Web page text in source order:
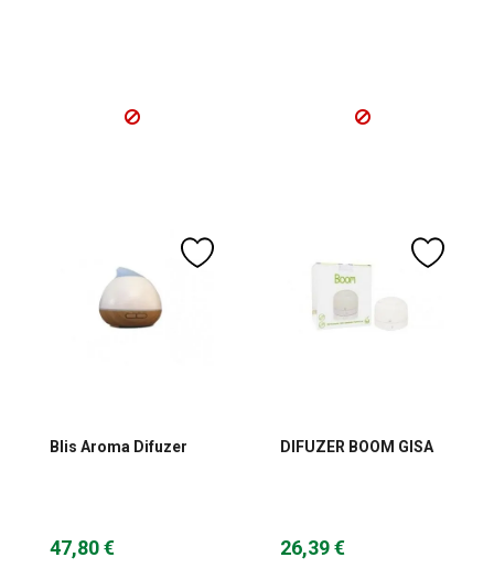
Blis Aroma Difuzer
47,80 €
DIFUZER BOOM GISA
26,39 €